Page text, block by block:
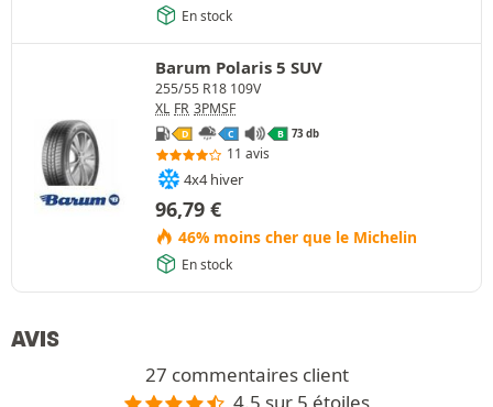
En stock
Barum Polaris 5 SUV
255/55 R18 109V
XL FR 3PMSF
D C B 73 db
11 avis
4x4 hiver
96,79 €
46% moins cher que le Michelin
En stock
AVIS
27 commentaires client